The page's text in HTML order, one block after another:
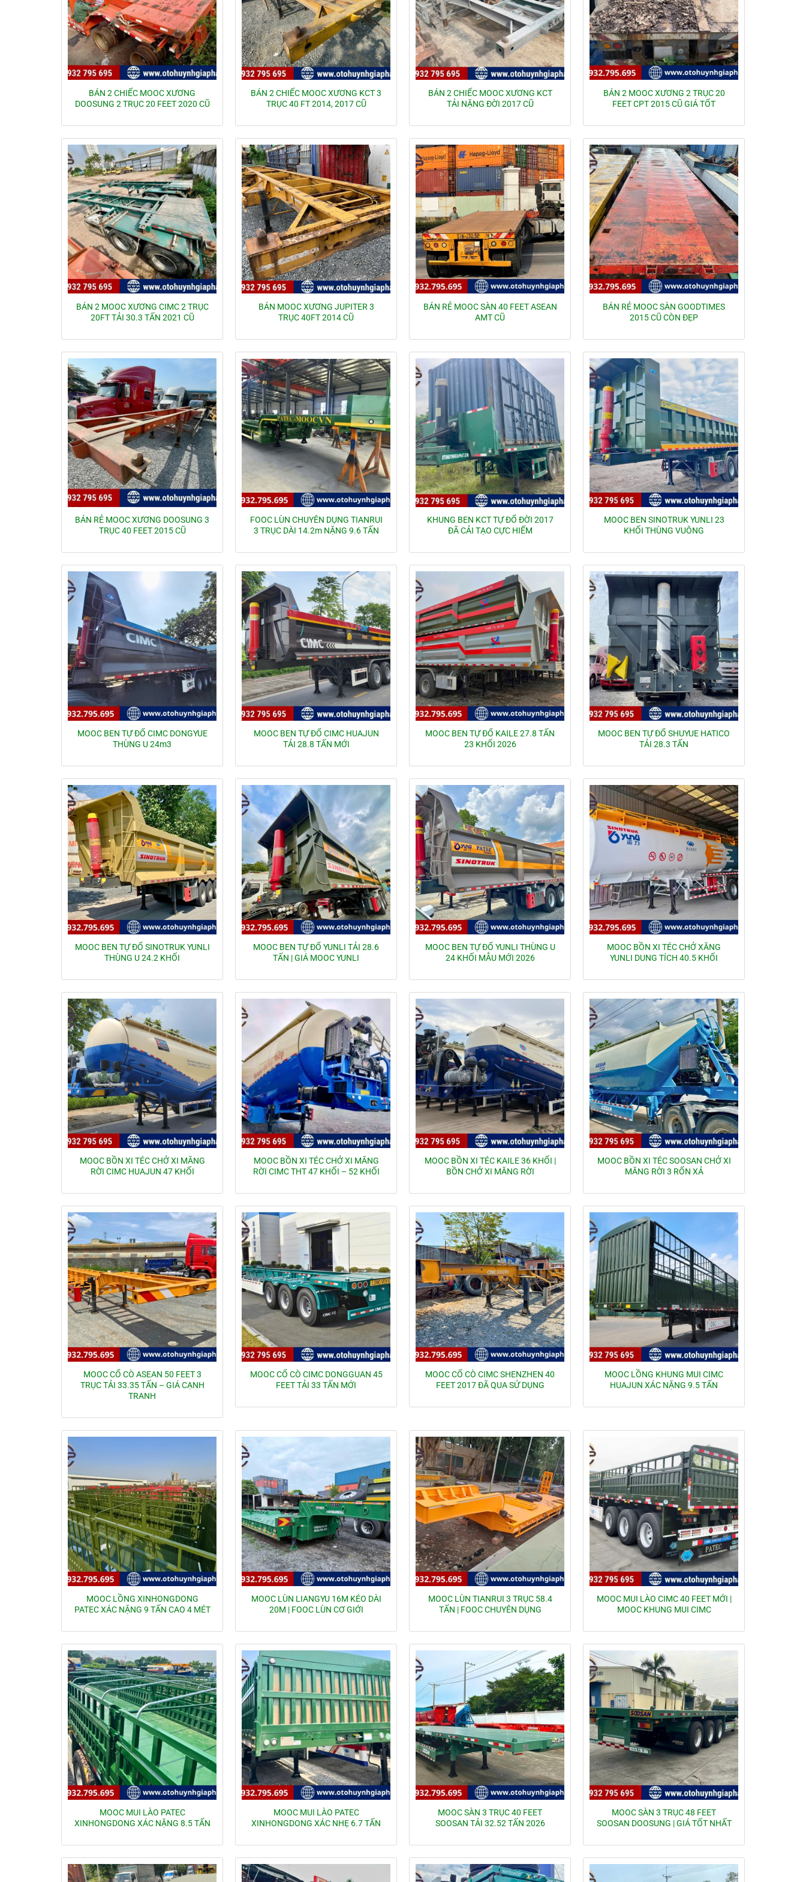
BÁN 2 CHIẾC MOOC XƯƠNG
DOOSUNG 2 TRỤC 20 FEET 2020 CŨ
BÁN 2 CHIẾC MOOC XƯƠNG KCT 3
TRỤC 40 FT 2014, 2017 CŨ
BÁN 2 CHIẾC MOOC XƯƠNG KCT
TẢI NẶNG ĐỜI 2017 CŨ
BÁN 2 MOOC XƯƠNG 2 TRỤC 20
FEET CPT 2015 CŨ GIÁ TỐT
BÁN 2 MOOC XƯƠNG CIMC 2 TRỤC
20FT TẢI 30.3 TẤN 2021 CŨ
BÁN MOOC XƯƠNG JUPITER 3
TRỤC 40FT 2014 CŨ
BÁN RẺ MOOC SÀN 40 FEET ASEAN
AMT CŨ
BÁN RẺ MOOC SÀN GOODTIMES
2015 CŨ CÒN ĐẸP
BÁN RẺ MOOC XƯƠNG DOOSUNG 3
TRỤC 40 FEET 2015 CŨ
FOOC LÙN CHUYÊN DỤNG TIANRUI
3 TRỤC DÀI 14.2m NẶNG 9.6 TẤN
KHUNG BEN KCT TỰ ĐỔ ĐỜI 2017
ĐÃ CẢI TẠO CỰC HIẾM
MOOC BEN SINOTRUK YUNLI 23
KHỐI THÙNG VUÔNG
MOOC BEN TỰ ĐỔ CIMC DONGYUE
THÙNG U 24m3
MOOC BEN TỰ ĐỔ CIMC HUAJUN
TẢI 28.8 TẤN MỚI
MOOC BEN TỰ ĐỔ KAILE 27.8 TẤN
23 KHỐI 2026
MOOC BEN TỰ ĐỔ SHUYUE HATICO
TẢI 28.3 TẤN
MOOC BEN TỰ ĐỔ SINOTRUK YUNLI
THÙNG U 24.2 KHỐI
MOOC BEN TỰ ĐỔ YUNLI TẢI 28.6
TẤN | GIÁ MOOC YUNLI
MOOC BEN TỰ ĐỔ YUNLI THÙNG U
24 KHỐI MẪU MỚI 2026
MOOC BỒN XI TÉC CHỞ XĂNG
YUNLI DUNG TÍCH 40.5 KHỐI
MOOC BỒN XI TÉC CHỞ XI MĂNG
RỜI CIMC HUAJUN 47 KHỐI
MOOC BỒN XI TÉC CHỞ XI MĂNG
RỜI CIMC THT 47 KHỐI – 52 KHỐI
MOOC BỒN XI TÉC KAILE 36 KHỐI |
BỒN CHỞ XI MĂNG RỜI
MOOC BỒN XI TÉC SOOSAN CHỞ XI
MĂNG RỜI 3 RỐN XẢ
MOOC CỔ CÒ ASEAN 50 FEET 3
TRỤC TẢI 33.35 TẤN – GIÁ CẠNH
TRANH
MOOC CỔ CÒ CIMC DONGGUAN 45
FEET TẢI 33 TẤN MỚI
MOOC CỔ CÒ CIMC SHENZHEN 40
FEET 2017 ĐÃ QUA SỬ DỤNG
MOOC LỒNG KHUNG MUI CIMC
HUAJUN XÁC NẶNG 9.5 TẤN
MOOC LỒNG XINHONGDONG
PATEC XÁC NẶNG 9 TẤN CAO 4 MÉT
MOOC LÙN LIANGYU 16M KÉO DÀI
20M | FOOC LÙN CƠ GIỚI
MOOC LÙN TIANRUI 3 TRỤC 58.4
TẤN | FOOC CHUYÊN DỤNG
MOOC MUI LÀO CIMC 40 FEET MỚI |
MOOC KHUNG MUI CIMC
MOOC MUI LÀO PATEC
XINHONGDONG XÁC NẶNG 8.5 TẤN
MOOC MUI LÀO PATEC
XINHONGDONG XÁC NHẸ 6.7 TẤN
MOOC SÀN 3 TRỤC 40 FEET
SOOSAN TẢI 32.52 TẤN 2026
MOOC SÀN 3 TRỤC 48 FEET
SOOSAN DOOSUNG | GIÁ TỐT NHẤT